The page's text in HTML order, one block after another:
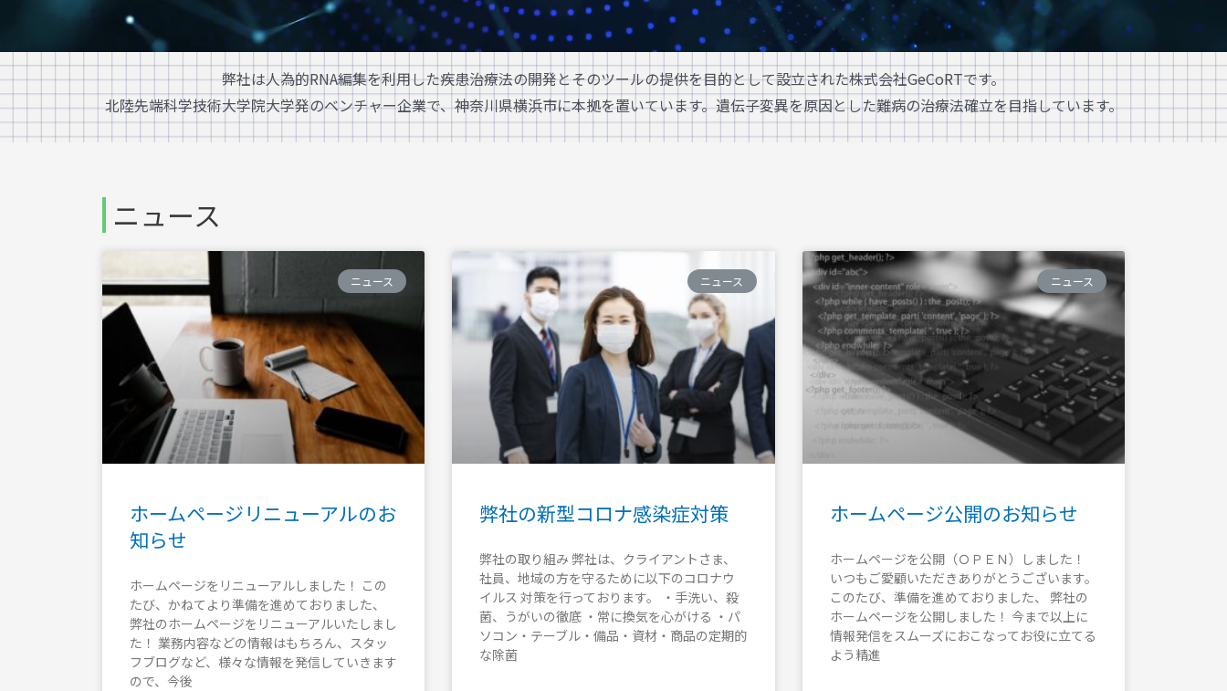
弊社は人為的RNA編集を利用した疾患治療法の開発とそのツールの提供を目的として設立された株式会社GeCoRTです。
北陸先端科学技術大学院大学発のベンチャー企業で、神奈川県横浜市に本拠を置いています。遺伝子変異を原因とした難病の治療法確立を目指しています。
ニュース
ニュース
ホームページリニューアルのお
知らせ
ホームページをリニューアルしました！ この
たび、かねてより準備を進めておりました、
弊社のホームページをリニューアルいたしまし
た！ 業務内容などの情報はもちろん、スタッ
フブログなど、様々な情報を発信していきます
ので、今後
ニュース
弊社の新型コロナ感染症対策
弊社の取り組み 弊社は、クライアントさま、
社員、地域の方を守るために以下のコロナウ
イルス 対策を行っております。 ・手洗い、殺
菌、うがいの徹底 ・常に換気を心がける ・パ
ソコン・テーブル・備品・資材・商品の定期的
な除菌
ニュース
ホームページ公開のお知らせ
ホームページを公開（ＯＰＥＮ）しました！
いつもご愛顧いただきありがとうございます。
このたび、準備を進めておりました、 弊社の
ホームページを公開しました！ 今まで以上に
情報発信をスムーズにおこなってお役に立てる
よう精進